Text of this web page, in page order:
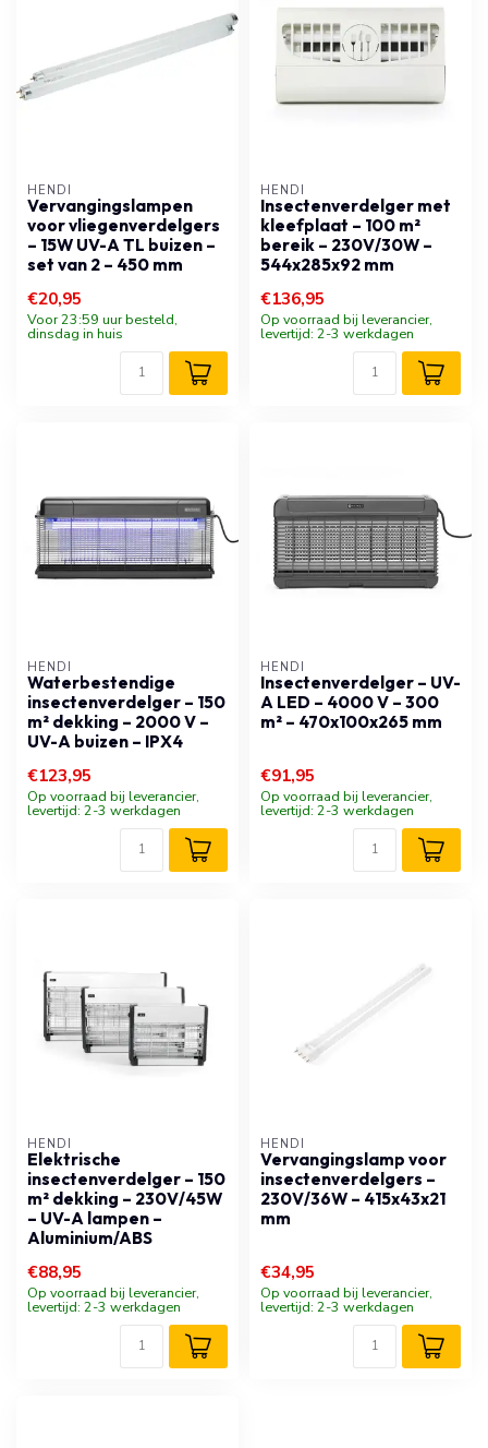
HENDI
Vervangingslampen
voor vliegenverdelgers
– 15W UV-A TL buizen –
set van 2 – 450 mm
€20,95
Voor 23:59 uur besteld,
dinsdag in huis
HENDI
Insectenverdelger met
kleefplaat – 100 m²
bereik – 230V/30W –
544x285x92 mm
€136,95
Op voorraad bij leverancier,
levertijd: 2-3 werkdagen
HENDI
Waterbestendige
insectenverdelger – 150
m² dekking – 2000 V –
UV-A buizen – IPX4
€123,95
Op voorraad bij leverancier,
levertijd: 2-3 werkdagen
HENDI
Insectenverdelger – UV-
A LED – 4000 V – 300
m² – 470x100x265 mm
€91,95
Op voorraad bij leverancier,
levertijd: 2-3 werkdagen
HENDI
Elektrische
insectenverdelger – 150
m² dekking – 230V/45W
– UV-A lampen –
Aluminium/ABS
€88,95
Op voorraad bij leverancier,
levertijd: 2-3 werkdagen
HENDI
Vervangingslamp voor
insectenverdelgers –
230V/36W – 415x43x21
mm
€34,95
Op voorraad bij leverancier,
levertijd: 2-3 werkdagen